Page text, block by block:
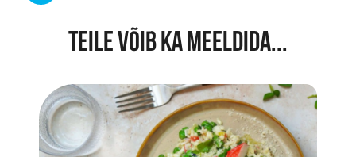
TEILE VÕIB KA MEELDIDA...